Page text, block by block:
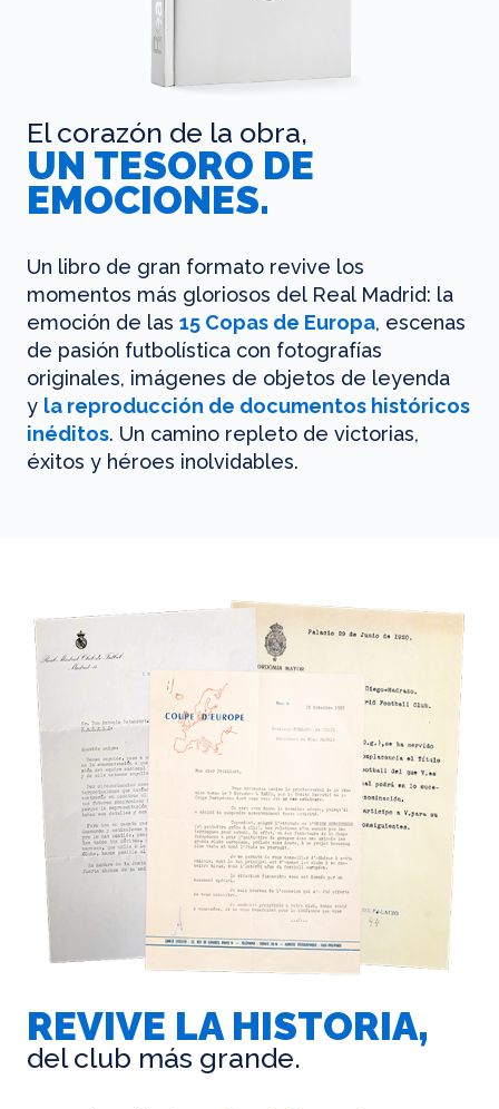
El corazón de la obra,
UN TESORO DE
EMOCIONES.
Un libro de gran formato revive los
momentos más gloriosos del Real Madrid: la
emoción de las 15 Copas de Europa, escenas
de pasión futbolística con fotografías
originales, imágenes de objetos de leyenda
y la reproducción de documentos históricos
inéditos. Un camino repleto de victorias,
éxitos y héroes inolvidables.
REVIVE LA HISTORIA,
del club más grande.